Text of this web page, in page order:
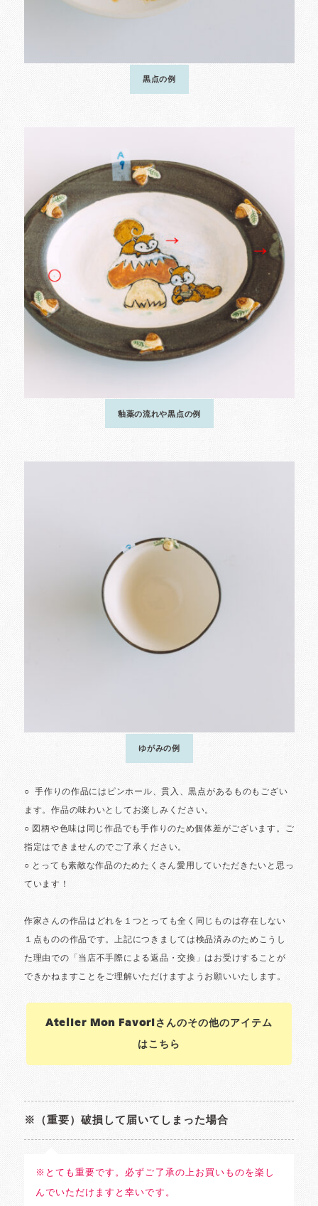
Atelier Mon Favoriさんのその他のアイテム
はこちら
※（重要）破損して届いてしまった場合
※とても重要です。必ずご了承の上お買いものを楽し
んでいただけますと幸いです。